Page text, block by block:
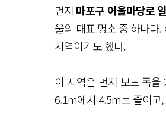
먼저 마포구 어울마당로
울의 대표 명소 중 하나다
지역이기도 했다.
이 지역은 먼저 보도 폭을
6.1m에서 4.5m로 줄이고